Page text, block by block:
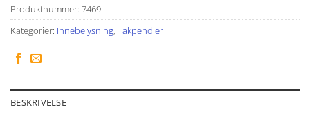
Produktnummer: 7469
Kategorier: Innebelysning, Takpendler
BESKRIVELSE